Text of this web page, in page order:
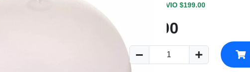
COSTO ENVIO $199.00
$19.00